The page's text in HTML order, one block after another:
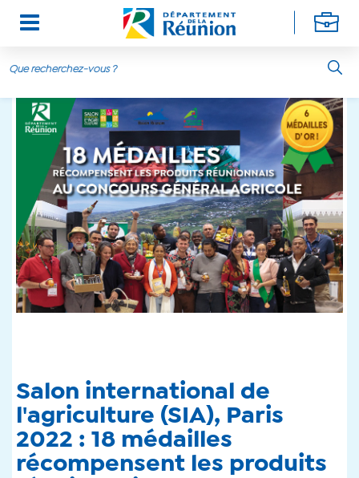
Aller au contenu principal
Salon international de
l'agriculture (SIA), Paris
2022 : 18 médailles
récompensent les produits